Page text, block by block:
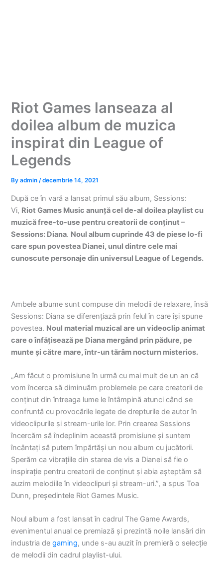
Riot Games lanseaza al
doilea album de muzica
inspirat din League of
Legends
Byadmin/decembrie 14, 2021
După ce în vară a lansat primul său album, Sessions:
Vi, Riot Games Music anunță cel de-al doilea playlist cu
muzică free-to-use pentru creatorii de conținut –
Sessions: Diana. Noul album cuprinde 43 de piese lo-fi
care spun povestea Dianei, unul dintre cele mai
cunoscute personaje din universul League of Legends.
Ambele albume sunt compuse din melodii de relaxare, însă
Sessions: Diana se diferențiază prin felul în care își spune
povestea. Noul material muzical are un videoclip animat
care o înfățisează pe Diana mergând prin pădure, pe
munte și către mare, într-un tărâm nocturn misterios.
„Am făcut o promisiune în urmă cu mai mult de un an că
vom încerca să diminuăm problemele pe care creatorii de
conținut din întreaga lume le întâmpină atunci când se
confruntă cu provocările legate de drepturile de autor în
videoclipurile și stream-urile lor. Prin crearea Sessions
încercăm să îndeplinim această promisiune și suntem
încântați să putem împărtăși un nou album cu jucătorii.
Sperăm ca vibrațiile din starea de vis a Dianei să fie o
inspirație pentru creatorii de conținut și abia așteptăm să
auzim melodiile în videoclipuri și stream-uri.”, a spus Toa
Dunn, președintele Riot Games Music.
Noul album a fost lansat în cadrul The Game Awards,
evenimentul anual ce premiază și prezintă noile lansări din
industria degaming, unde s-au auzit în premieră o selecție
de melodii din cadrul playlist-ului.